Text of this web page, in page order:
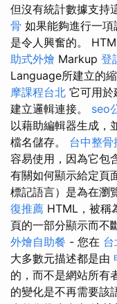
但沒有統計數據支持
骨 如果能夠進行一
是令人興奮的。
助式外燴 Markup 登
Language所建立的
摩課程台北 它可用於
建立邏輯連接。 seo
以藉助編輯器生成，
檔名儲存。 台中整骨
容易使用，因為它包
有關如何顯示給定頁
標記語言）是為在瀏
復推薦 HTML，被稱
頁的一部分顯示而不
外燴自助餐 - 您在
大多數元描述都是由
的，而不是網站所有
的變化是不再需要該